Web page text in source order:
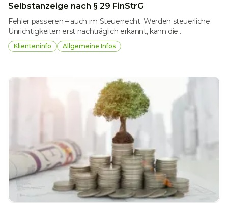
Selbstanzeige nach § 29 FinStrG
Fehler passieren – auch im Steuerrecht. Werden steuerliche
Unrichtigkeiten erst nachträglich erkannt, kann die
Selbstanzeige nach § 29 Finanzstrafgesetz unter bestimmten
Voraussetzungen einen Ausweg bieten. Sie ermöglicht es,
Klienteninfo Allgemeine Infos